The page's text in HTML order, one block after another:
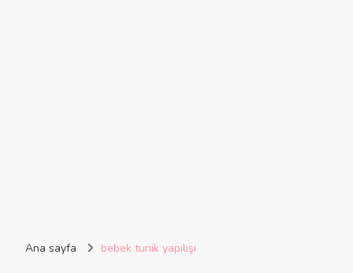
Ana sayfa bebek tunik yapılışı